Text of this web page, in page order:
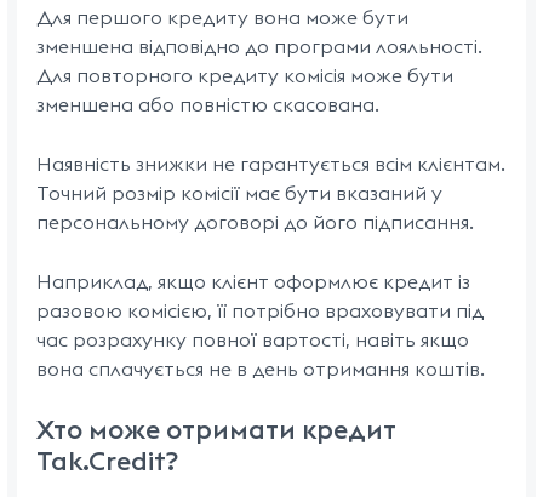
Для першого кредиту вона може бути
зменшена відповідно до програми лояльності.
Для повторного кредиту комісія може бути
зменшена або повністю скасована.
Наявність знижки не гарантується всім клієнтам.
Точний розмір комісії має бути вказаний у
персональному договорі до його підписання.
Наприклад, якщо клієнт оформлює кредит із
разовою комісією, її потрібно враховувати під
час розрахунку повної вартості, навіть якщо
вона сплачується не в день отримання коштів.
Хто може отримати кредит
Tak.Credit?